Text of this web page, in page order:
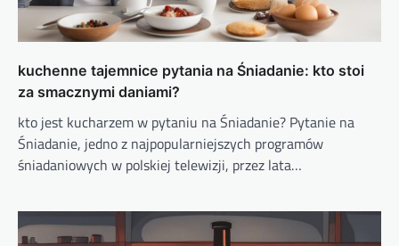
kuchenne tajemnice pytania na Śniadanie: kto stoi
za smacznymi daniami?
kto jest kucharzem w pytaniu na Śniadanie? Pytanie na
Śniadanie, jedno z najpopularniejszych programów
śniadaniowych w polskiej telewizji, przez lata…